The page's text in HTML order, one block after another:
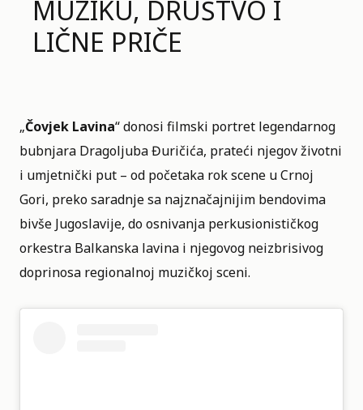
MUZIKU, DRUŠTVO I
LIČNE PRIČE
„Čovjek Lavina“ donosi filmski portret legendarnog
bubnjara Dragoljuba Đuričića, prateći njegov životni
i umjetnički put – od početaka rok scene u Crnoj
Gori, preko saradnje sa najznačajnijim bendovima
bivše Jugoslavije, do osnivanja perkusionističkog
orkestra Balkanska lavina i njegovog neizbrisivog
doprinosa regionalnoj muzičkoj sceni.